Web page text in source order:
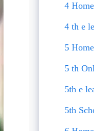
4
4 th e
5
5 th
5th e
5th